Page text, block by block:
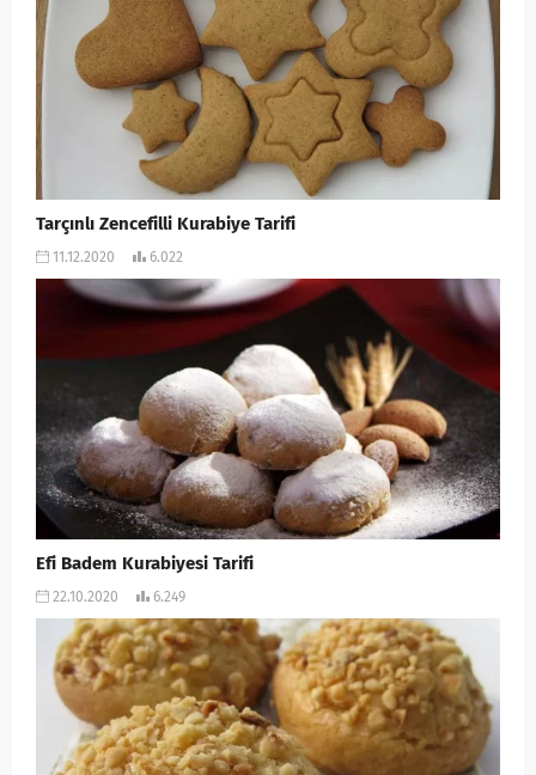
Tarçınlı Zencefilli Kurabiye Tarifi
11.12.2020 6.022
Efi Badem Kurabiyesi Tarifi
22.10.2020 6.249